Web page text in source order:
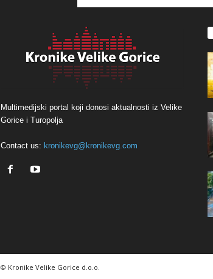
Multimedijski portal koji donosi aktualnosti iz Velike
Gorice i Turopolja
Contact us: kronikevg@kronikevg.com
© Kronike Velike Gorice d.o.o.